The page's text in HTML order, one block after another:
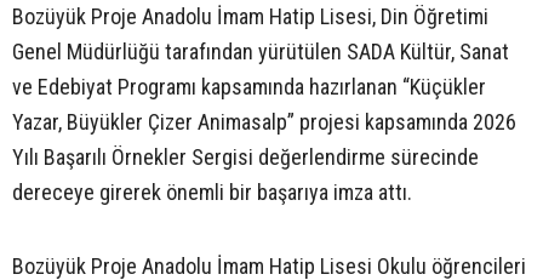
Bozüyük Proje Anadolu İmam Hatip Lisesi, Din Öğretimi
Genel Müdürlüğü tarafından yürütülen SADA Kültür, Sanat
ve Edebiyat Programı kapsamında hazırlanan “Küçükler
Yazar, Büyükler Çizer Animasalp” projesi kapsamında 2026
Yılı Başarılı Örnekler Sergisi değerlendirme sürecinde
dereceye girerek önemli bir başarıya imza attı.
Bozüyük Proje Anadolu İmam Hatip Lisesi Okulu öğrencileri